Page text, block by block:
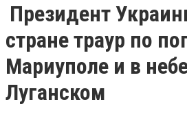
Президент
стране траур по
Мариуполе и в
Луганском